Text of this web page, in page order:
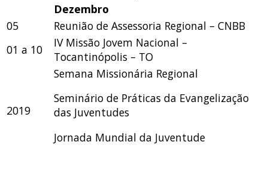
Dezembro
05
Reunião de Assessoria Regional – CNBB
01 a 10
IV Missão Jovem Nacional –
Tocantinópolis – TO
2019
Semana Missionária Regional
Seminário de Práticas da Evangelização
das Juventudes
Jornada Mundial da Juventude